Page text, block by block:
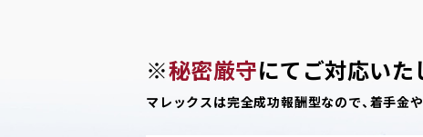
※秘密厳守にてご対応いた
マレックスは完全成功報酬型なので、着手金